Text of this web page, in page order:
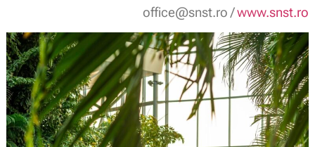
office@snst.ro /www.snst.ro